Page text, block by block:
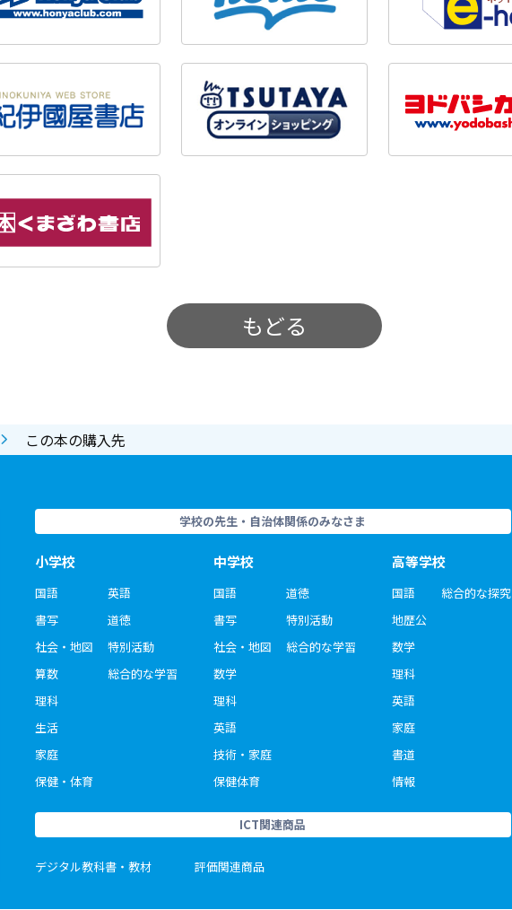
もどる
この本の購入先
学校の先生・自治体関係のみなさま
小学校
国語
書写
社会・地図
算数
理科
生活
家庭
保健・体育
英語
道徳
特別活動
総合的な学習
中学校
国語
書写
社会・地図
数学
理科
英語
技術・家庭
保健体育
道徳
特別活動
総合的な学習
高等学校
国語
地歴公
数学
理科
英語
家庭
書道
情報
総合的な探究
ICT関連商品
デジタル教科書・教材 評価関連商品